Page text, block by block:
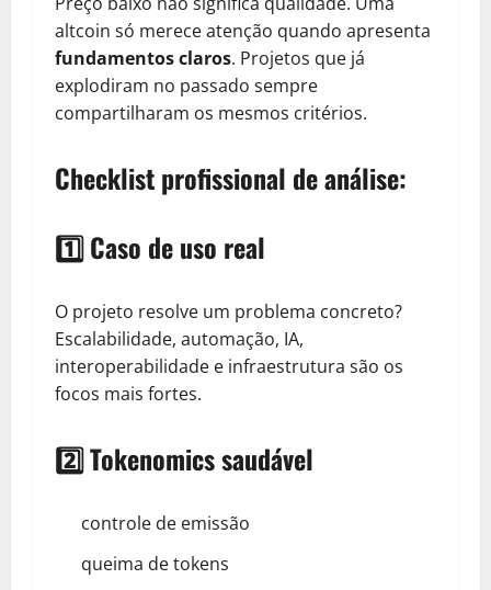
altcoin só merece atenção quando apresenta
fundamentos claros. Projetos que já
explodiram no passado sempre
compartilharam os mesmos critérios.
Checklist profissional de análise:
1️⃣ Caso de uso real
O projeto resolve um problema concreto?
Escalabilidade, automação, IA,
interoperabilidade e infraestrutura são os
focos mais fortes.
2️⃣ Tokenomics saudável
controle de emissão
queima de tokens